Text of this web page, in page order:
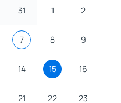
31 1 2
7 8 9
14 15 16
21 22 23